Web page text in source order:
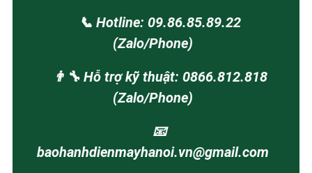
📞 Hotline: 09.86.85.89.22
(Zalo/Phone)
👨‍🔧 Hỗ trợ kỹ thuật: 0866.812.818
(Zalo/Phone)
📧
baohanhdienmayhanoi.vn@gmail.com